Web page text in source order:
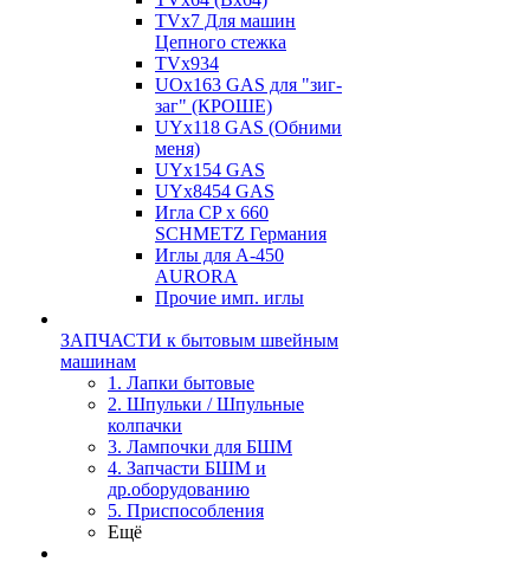
TVх7 Для машин
Цепного стежка
TVх934
UOx163 GAS для "зиг-
заг" (КРОШЕ)
UYx118 GAS (Обними
меня)
UYx154 GAS
UYx8454 GAS
Игла CP х 660
SCHMETZ Германия
Иглы для А-450
AURORA
Прочие имп. иглы
ЗАПЧАСТИ к бытовым швейным
машинам
1. Лапки бытовые
2. Шпульки / Шпульные
колпачки
3. Лампочки для БШМ
4. Запчасти БШМ и
др.оборудованию
5. Приспособления
Ещё